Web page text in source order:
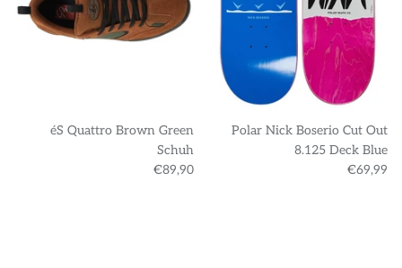
éS Quattro Brown Green
Schuh
€89,90
Polar Nick Boserio Cut Out
8.125 Deck Blue
€69,99